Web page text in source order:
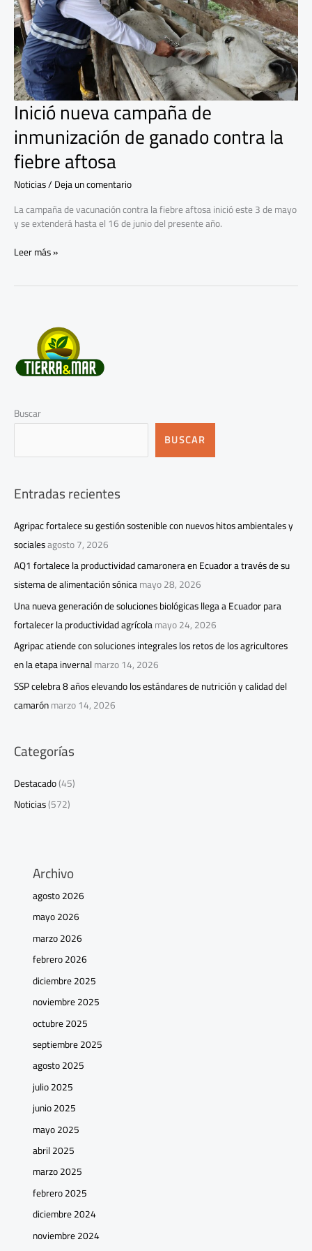
Inició nueva campaña de
inmunización de ganado contra la
fiebre aftosa
Noticias/Deja un comentario
La campaña de vacunación contra la fiebre aftosa inició este 3 de mayo
y se extenderá hasta el 16 de junio del presente año.
contra
la
fiebre
aftosa
Leer más »
Buscar
BUSCAR
Entradas recientes
Agripac fortalece su gestión sostenible con nuevos hitos ambientales y
socialesagosto 7, 2026
AQ1 fortalece la productividad camaronera en Ecuador a través de su
sistema de alimentación sónicamayo 28, 2026
Una nueva generación de soluciones biológicas llega a Ecuador para
fortalecer la productividad agrícolamayo 24, 2026
Agripac atiende con soluciones integrales los retos de los agricultores
en la etapa invernalmarzo 14, 2026
SSP celebra 8 años elevando los estándares de nutrición y calidad del
camarónmarzo 14, 2026
Categorías
Destacado(45)
Noticias(572)
Archivo
agosto 2026
mayo 2026
marzo 2026
febrero 2026
diciembre 2025
noviembre 2025
octubre 2025
septiembre 2025
agosto 2025
julio 2025
junio 2025
mayo 2025
abril 2025
marzo 2025
febrero 2025
diciembre 2024
noviembre 2024